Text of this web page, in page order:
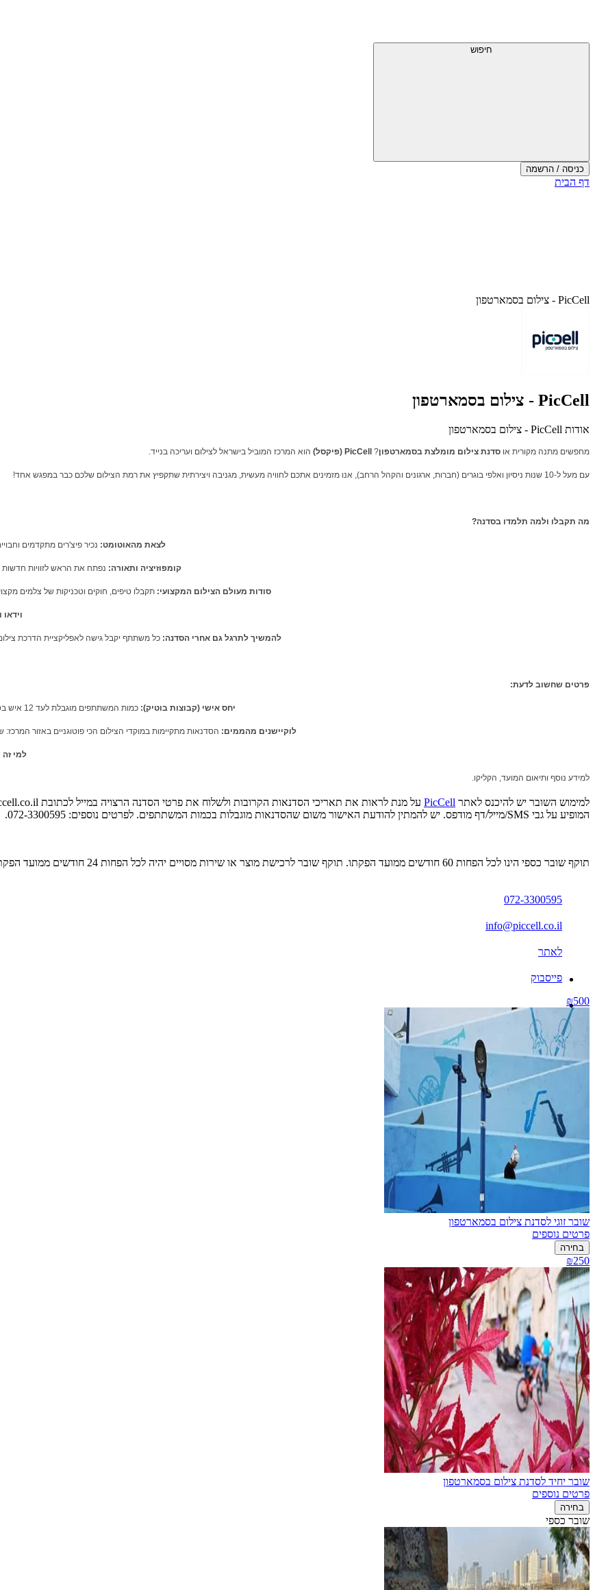
עליון
חיפוש
כניסה / הרשמה
סוף
דף הבית
PicCell - צילום בסמארטפון
PicCell - צילום בסמארטפון
אודות PicCell - צילום בסמארטפון
מחפשים מתנה מקורית או סדנת צילום מומלצת בסמארטפון? PicCell (פיקסל) הוא המרכז המוביל בישראל לצילום ועריכה בנייד.
עם מעל ל-10 שנות ניסיון ואלפי בוגרים (חברות, ארגונים והקהל הרחב), אנו מזמינים אתכם לחוויה מעשית, מגניבה ויצירתית שתקפיץ את רמת הצילום שלכם כבר במפגש אחד!
מה תקבלו ולמה תלמדו בסדנה?
לצאת מהאוטומט: נכיר פיצ'רים מתקדמים
קומפוזיציה ותאורה: נפתח את הראש לזוויות
סודות מעולם הצילום המקצועי: תקבלו טיפים, חוקים וטכניקות של צלמים
וידאו
להמשיך לתרגל גם אחרי הסדנה: כל משתתף יקבל גישה לאפליקציית הדרכת צילום אינטראקטיבית
פרטים שחשוב לדעת:
יחס אישי (קבוצות בוטיק): כמות המשתתפים מוגבלת לעד 12 איש בסדנה, כדי להבטיח הזדמנות לכל אחד לשאול, להתייעץ ולקבל הדרכה אישית וצמודה.
לוקיישנים מהממים: הסדנאות מתקיימות במוקדי הצילום הכי פוטוגניים באזור
למי
למידע נוסף ותיאום המועד, הקליקו.
למימוש השובר יש להיכנס לאתר PicCell על מנת לראות את תאריכי הסדנאות הקרובות ולשלוח את פרטי הסדנה הרצויה במייל לכתובת
המופיע על גבי SMS/מייל/דף מודפס‎. יש להמתין להודעת האישור משום שהסדנאות מוגבלות בכמות המשתתפים. לפרטים נוספים: 072-3300595.
תוקף שובר כספי הינו לכל הפחות 60 חודשים ממועד הפקתו. תוקף שובר לרכישת מוצר או שירות מסויים יהיה לכל הפחות 24 חודשים ממועד הפקתו
072-3300595
info@piccell.co.il
לאתר
פייסבוק
₪500
שובר זוגי לסדנת צילום בסמארטפון
פרטים נוספים
בחירה
₪250
שובר יחיד לסדנת צילום בסמארטפון
פרטים נוספים
בחירה
שובר כספי